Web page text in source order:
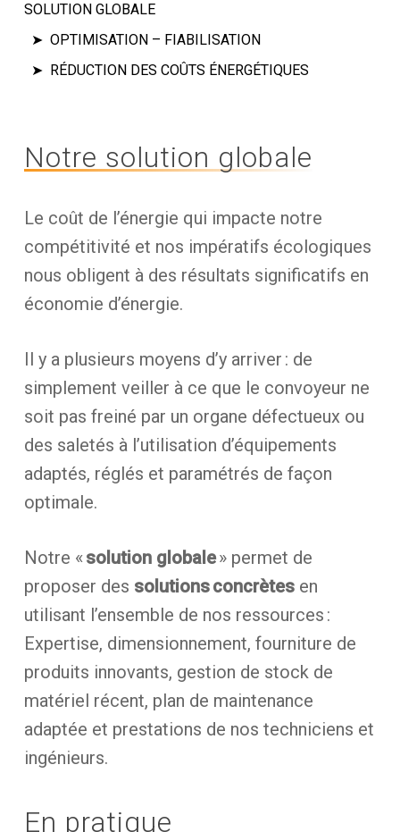
SOLUTION GLOBALE
OPTIMISATION – FIABILISATION
RÉDUCTION DES COÛTS ÉNERGÉTIQUES
Notre solution globale
Le coût de l’énergie qui impacte notre
compétitivité et nos impératifs écologiques
nous obligent à des résultats significatifs en
économie d’énergie.
Il y a plusieurs moyens d’y arriver : de
simplement veiller à ce que le convoyeur ne
soit pas freiné par un organe défectueux ou
des saletés à l’utilisation d’équipements
adaptés, réglés et paramétrés de façon
optimale.
Notre «solution globale» permet de
proposer des solutions concrètesen
utilisant l’ensemble de nos ressources :
Expertise, dimensionnement, fourniture de
produits innovants, gestion de stock de
matériel récent, plan de maintenance
adaptée et prestations de nos techniciens et
ingénieurs.
En pratique